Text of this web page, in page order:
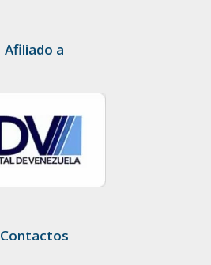
Afiliado a
Contactos